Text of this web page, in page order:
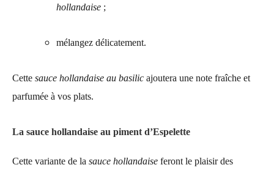
hollandaise ;
mélangez délicatement.
Cette sauce hollandaise au basilic ajoutera une note fraîche et
parfumée à vos plats.
La sauce hollandaise au piment d’Espelette
Cette variante de la sauce hollandaise feront le plaisir des